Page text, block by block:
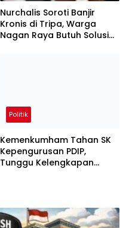
Nurchalis Soroti Banjir
Kronis di Tripa, Warga
Nagan Raya Butuh Solusi
Politik
Kemenkumham Tahan SK
Kepengurusan PDIP,
Tunggu Kelengkapan